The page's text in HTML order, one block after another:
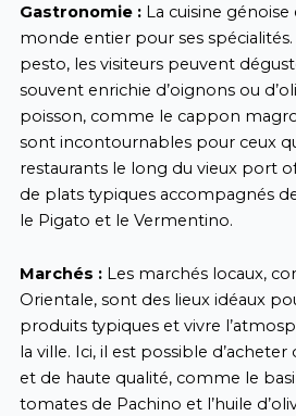
Gastronomie :La cuisine génoise
monde entier pour ses
pesto, les visiteurs peuvent
souvent enrichie d’oignons ou
poisson, comme le cappon
sont incontournables pour ceux
restaurants le long du vieux port
de plats typiques accompagnés
le Pigato et le Vermentino.
Marchés : Les marchés locaux,
Orientale, sont des lieux idéaux
produits typiques et vivre
la ville. Ici, il est possible
et de haute qualité, comme le
tomates de Pachino et l’huile